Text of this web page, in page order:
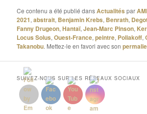
Ce contenu a été publié dansActualités par
2021,abstrait, Benjamin Krebs, Benrath,
Fanny Drugeon,Hantaï,Jean-Marc Pinson,
Locus Solus,Ouest-France,peintre, Poliakoff,
Takanobu. Mettez-le en favori avec son
SUIVEZ-NOUS SUR LES RÉSEAUX SOCIAUX